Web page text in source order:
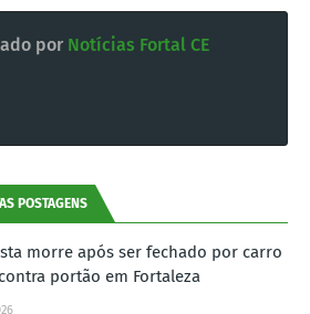
por Notícias Fortal CE
POSTAGENS
morre após ser fechado por carro
portão em Fortaleza